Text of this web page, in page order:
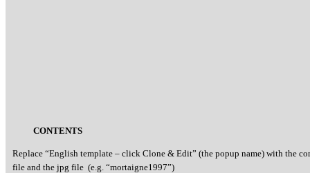
CONTENTS
Replace “English template – click Clone & Edit” (the popup name) with the
file and the jpg file (e.g. “mortaigne1997”)